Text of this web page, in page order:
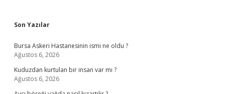
Sidebar
Son Yazılar
Bursa Askeri Hastanesinin ismi ne oldu ?
Ağustos 6, 2026
Kuduzdan kurtulan bir insan var mı ?
Ağustos 6, 2026